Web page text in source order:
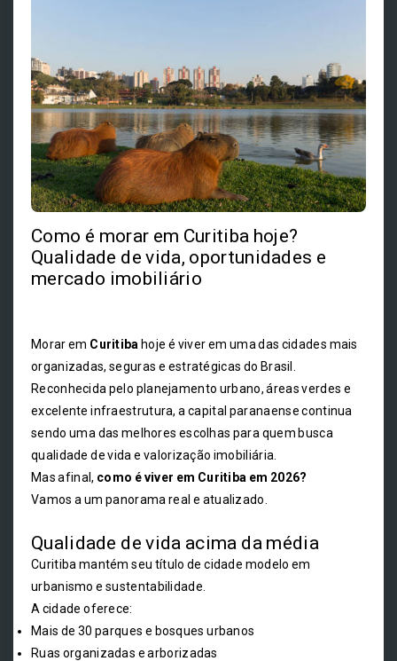
Como é morar em Curitiba hoje?
Qualidade de vida, oportunidades e
mercado imobiliário
Morar em Curitiba hoje é viver em uma das cidades mais
organizadas, seguras e estratégicas do Brasil.
Reconhecida pelo planejamento urbano, áreas verdes e
excelente infraestrutura, a capital paranaense continua
sendo uma das melhores escolhas para quem busca
qualidade de vida e valorização imobiliária.
Mas afinal, como é viver em Curitiba em 2026?
Vamos a um panorama real e atualizado.
Qualidade de vida acima da média
Curitiba mantém seu título de cidade modelo em
urbanismo e sustentabilidade.
A cidade oferece:
Mais de 30 parques e bosques urbanos
Ruas organizadas e arborizadas